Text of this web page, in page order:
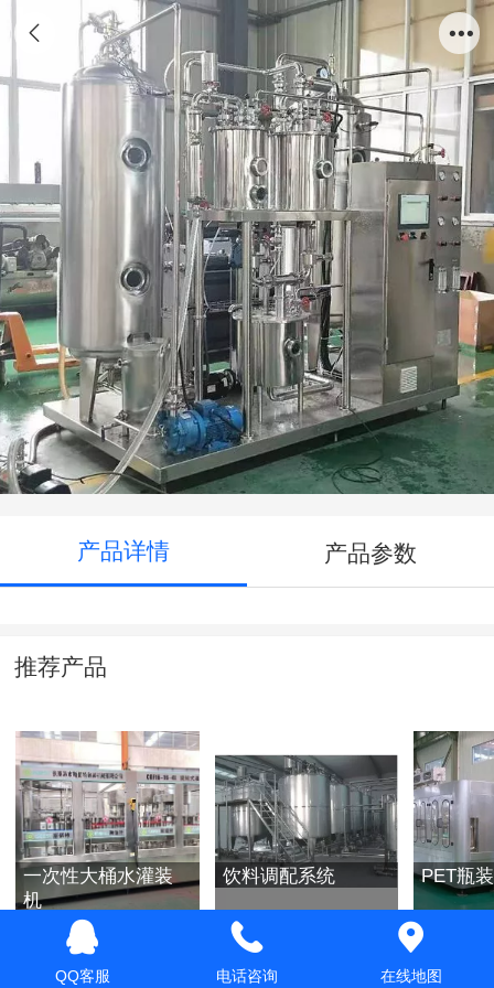
CO2混合机
产品详情 产品参数
推荐产品
一次性大桶水灌装
机
饮料调配系统 PET瓶
QQ客服 电话咨询 在线地图